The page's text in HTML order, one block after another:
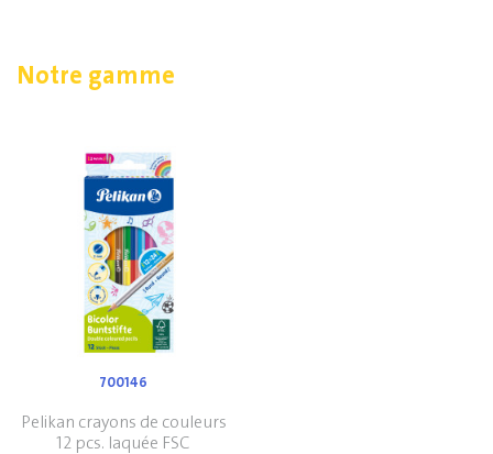
Notre gamme
700146
Pelikan crayons de couleurs
12 pcs. laquée FSC